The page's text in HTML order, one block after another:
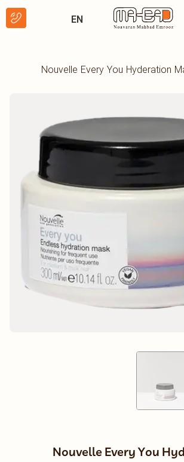
EN
Nouvelle Every You